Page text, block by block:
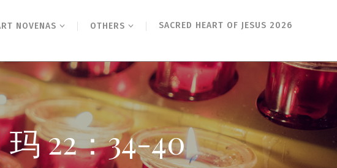
NOVENAS OTHERS SACRED HEART OF JESUS 2026
22：34-40